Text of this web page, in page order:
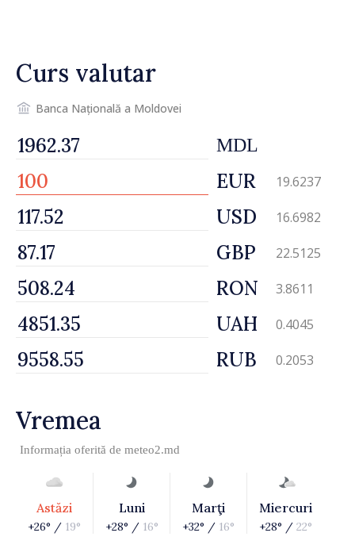
Curs valutar
Banca Națională a Moldovei
MDL
EUR 19.6237
USD 16.6982
GBP 22.5125
RON 3.8611
UAH 0.4045
RUB 0.2053
Vremea
Informația oferită de meteo2.md
Astăzi
+26° / 19°
Luni
+28° / 16°
Marţi
+32° / 16°
Miercuri
+28° / 22°